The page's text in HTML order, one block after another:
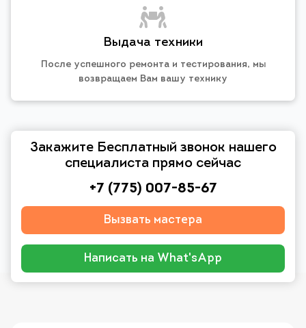
Выдача техники
После успешного ремонта и тестирования, мы
возвращаем Вам вашу технику
Закажите Бесплатный звонок нашего
специалиста прямо сейчас
+7 (775) 007-85-67
Вызвать мастера
Написать на What'sApp